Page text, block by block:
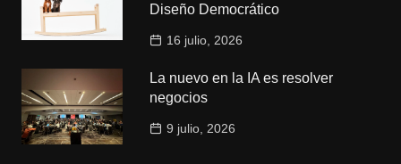
Diseño Democrático
16 julio, 2026
La nuevo en la IA es resolver
negocios
9 julio, 2026